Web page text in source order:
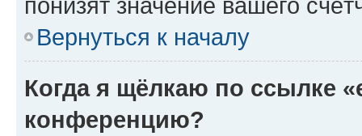
Вернуться к началу
Когда я щёлкаю по ссылке
конференцию?